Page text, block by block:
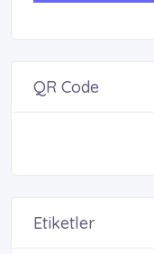
QR Code
Etiketler